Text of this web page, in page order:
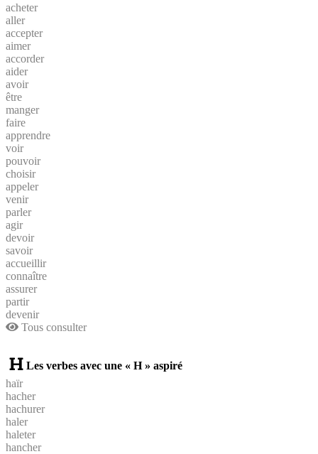
acheter
aller
accepter
aimer
accorder
aider
avoir
être
manger
faire
apprendre
voir
pouvoir
choisir
appeler
venir
parler
agir
devoir
savoir
accueillir
connaître
assurer
partir
devenir
Tous consulter
Les verbes avec une « H » aspiré
haïr
hacher
hachurer
haler
haleter
hancher